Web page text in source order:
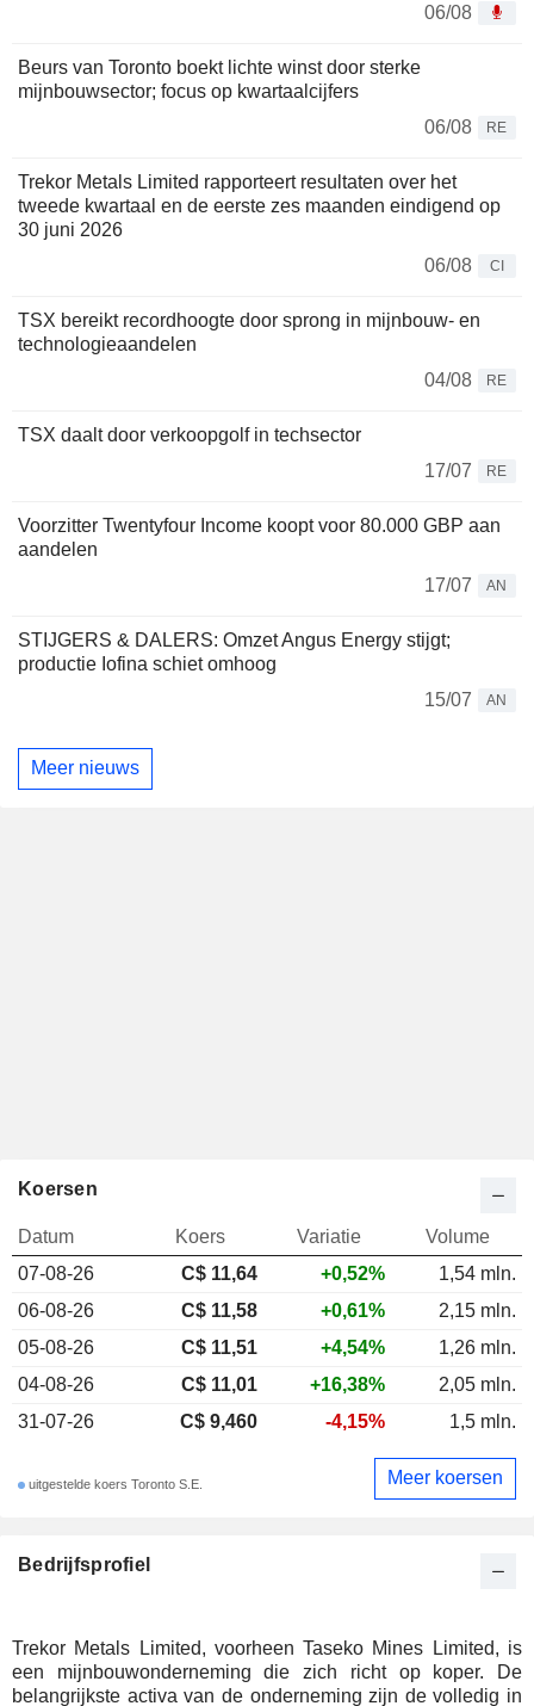
06/08
Beurs van Toronto boekt lichte winst door sterke
mijnbouwsector; focus op kwartaalcijfers
06/08
RE
Trekor Metals Limited rapporteert resultaten over het
tweede kwartaal en de eerste zes maanden eindigend op
30 juni 2026
06/08
CI
TSX bereikt recordhoogte door sprong in mijnbouw- en
technologieaandelen
04/08
RE
TSX daalt door verkoopgolf in techsector
17/07
RE
Voorzitter Twentyfour Income koopt voor 80.000 GBP aan
aandelen
17/07
AN
STIJGERS & DALERS: Omzet Angus Energy stijgt;
productie Iofina schiet omhoog
15/07
AN
Meer nieuws
Bedrijfsprofiel
Trekor Metals Limited, voorheen Taseko Mines Limited, is
een mijnbouwonderneming die zich richt op koper. De
belangrijkste activa van de onderneming zijn de volledig in
Koersen
Datum Koers Variatie
Volume
07-08-26
C$ 11,64 +0,52%
1,54 mln.
06-08-26
C$ 11,58 +0,61%
2,15 mln.
05-08-26
C$ 11,51 +4,54%
1,26 mln.
04-08-26
C$ 11,01 +16,38%
2,05 mln.
31-07-26
C$ 9,460 -4,15% 1,5 mln.
uitgestelde koers Toronto S.E. Meer koersen